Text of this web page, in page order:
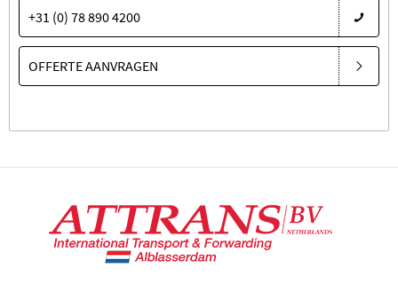
+31 (0) 78 890 4200
OFFERTE AANVRAGEN